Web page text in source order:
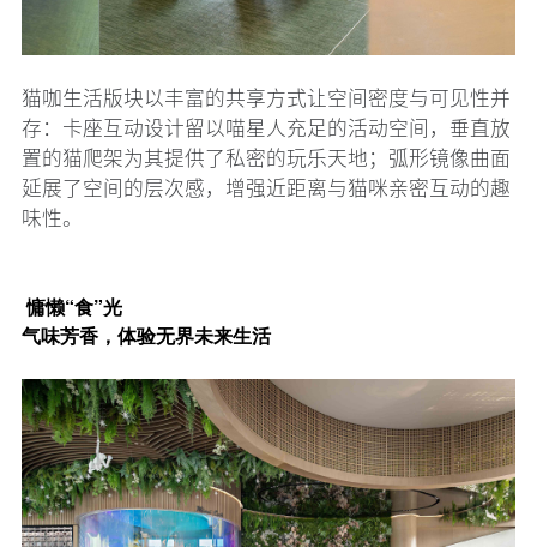
猫咖生活版块以丰富的共享方式让空间密度与可见性并
存：卡座互动设计留以喵星人充足的活动空间，垂直放
置的猫爬架为其提供了私密的玩乐天地；弧形镜像曲面
延展了空间的层次感，增强近距离与猫咪亲密互动的趣
味性。
慵懒“食”光
气味芳香，体验无界未来生活